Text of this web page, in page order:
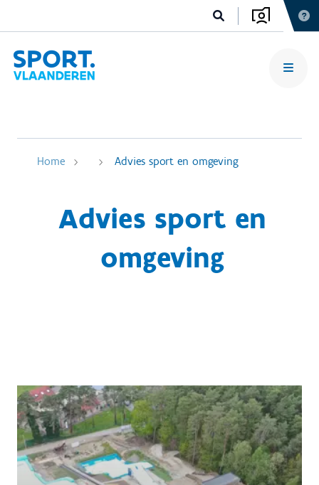
Home Advies sport en omgeving
Advies sport en
omgeving